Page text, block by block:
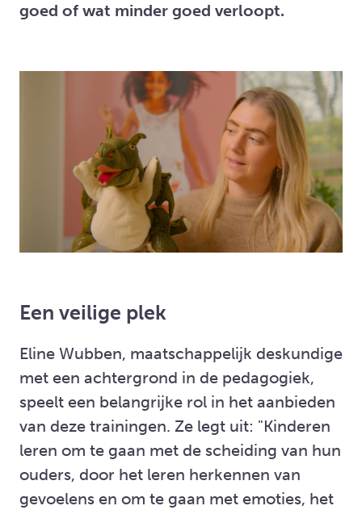
goed of wat minder goed verloopt.
Een veilige plek
Eline Wubben, maatschappelijk deskundige
met een achtergrond in de pedagogiek,
speelt een belangrijke rol in het aanbieden
van deze trainingen. Ze legt uit: "Kinderen
leren om te gaan met de scheiding van hun
ouders, door het leren herkennen van
gevoelens en om te gaan met emoties, het